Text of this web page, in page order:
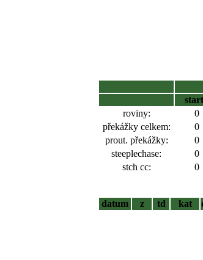
roviny:
0
překážky celkem:
0
prout. překážky:
0
steeplechase:
0
stch cc:
0
datum
z td kat